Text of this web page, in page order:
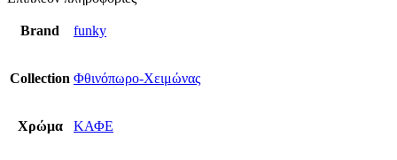
Brand funky
Collection Φθινόπωρο-Χειμώνας
Χρώμα ΚΑΦΕ